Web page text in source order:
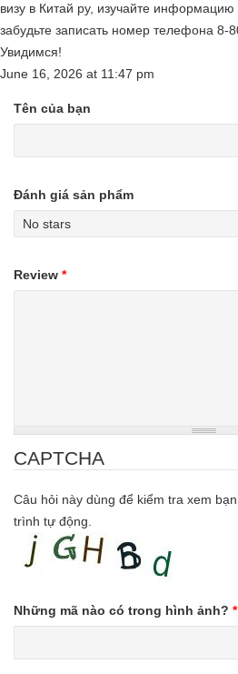
визу в Китай ру, изучайте информацию
забудьте записать номер телефона 8-
Увидимся!
June 16, 2026 at 11:47 pm
Tên của bạn
Đánh giá sản phẩm
Review *
CAPTCHA
Câu hỏi này dùng để kiểm tra xem
trình tự động.
Những mã nào có trong hình ảnh? *